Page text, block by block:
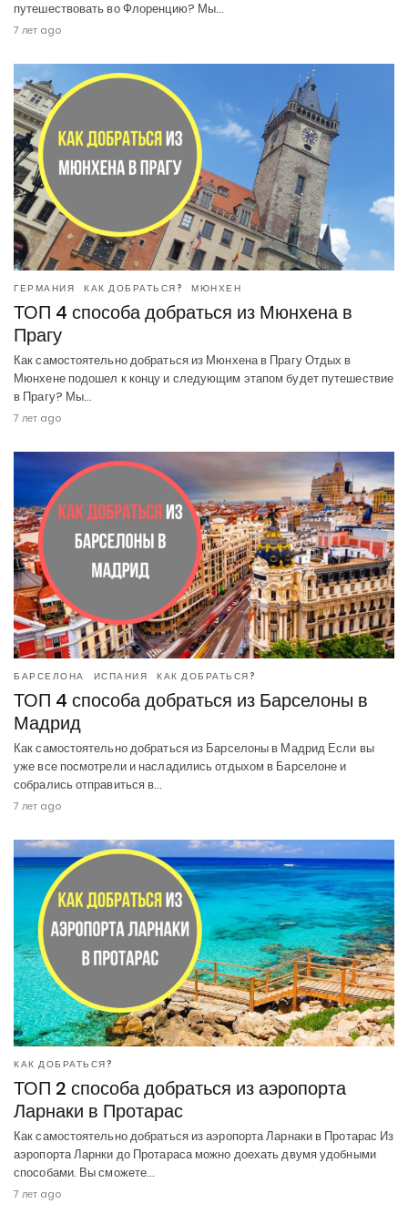
путешествовать во Флоренцию? Мы…
7 лет ago
ГЕРМАНИЯ КАК ДОБРАТЬСЯ? МЮНХЕН
ТОП 4 способа добраться из Мюнхена в
Прагу
Как самостоятельно добраться из Мюнхена в Прагу Отдых в
Мюнхене подошел к концу и следующим этапом будет путешествие
в Прагу? Мы…
7 лет ago
БАРСЕЛОНА ИСПАНИЯ КАК ДОБРАТЬСЯ?
ТОП 4 способа добраться из Барселоны в
Мадрид
Как самостоятельно добраться из Барселоны в Мадрид Если вы
уже все посмотрели и насладились отдыхом в Барселоне и
собрались отправиться в…
7 лет ago
КАК ДОБРАТЬСЯ?
ТОП 2 способа добраться из аэропорта
Ларнаки в Протарас
Как самостоятельно добраться из аэропорта Ларнаки в Протарас Из
аэропорта Ларнки до Протараса можно доехать двумя удобными
способами. Вы сможете…
7 лет ago